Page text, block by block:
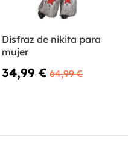
Disfraz de nikita para
mujer
34,99 € 64,99 €